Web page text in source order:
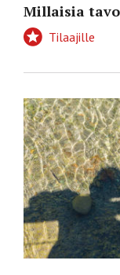
Millaisia
Tilaajille